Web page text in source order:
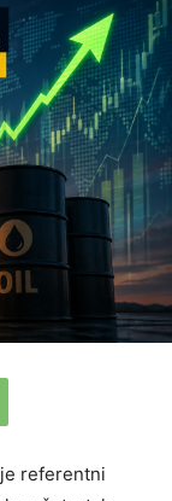
referentni